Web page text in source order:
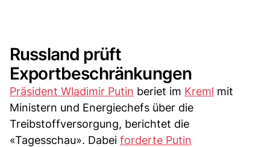
Russland prüft
Exportbeschränkungen
Präsident Wladimir Putin beriet im Kreml mit
Ministern und Energiechefs über die
Treibstoffversorgung, berichtet die
«Tagesschau». Dabei forderte Putin